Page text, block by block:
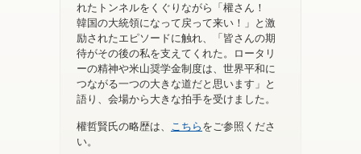
れたトンネルをくぐりながら「權さん！
韓国の大統領になって戻って来い！」と激
励されたエピソードに触れ、「皆さんの期
待がその後の私を支えてくれた。ロータリ
ーの精神や米山奨学金制度は、世界平和に
つながる一つの大きな道だと思います」と
語り、会場から大きな拍手を受けました。
權哲賢氏の略歴は、 こちら をご参照くださ
い。